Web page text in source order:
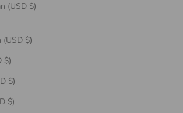
Turkmenistan (USD $)
Caicosinseln (USD $)
Tuvalu (USD $)
Uganda (USD $)
Ukraine (USD $)